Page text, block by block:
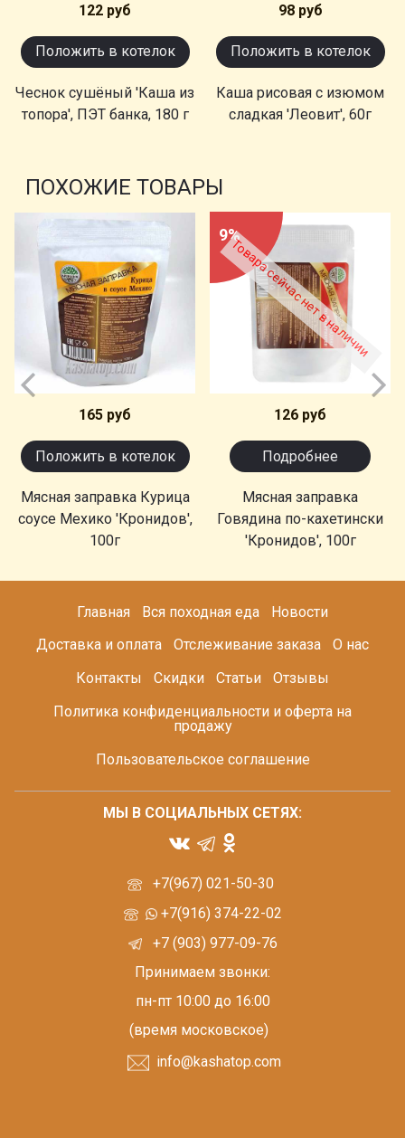
122 руб
Положить в котелок
Чеснок сушёный 'Каша из
топора', ПЭТ банка, 180 г
98 руб
Положить в котелок
Каша рисовая с изюмом
сладкая 'Леовит', 60г
ПОХОЖИЕ ТОВАРЫ
165 руб
Положить в котелок
Мясная заправка Курица
соусе Мехико 'Кронидов',
100г
9%
Товара сейчас нет в наличии
126 руб
Подробнее
Мясная заправка
Говядина по-кахетински
'Кронидов', 100г
Главная Вся походная еда
Новости
Доставка и оплата
Отслеживание заказа
О нас
Контакты
Скидки Статьи
Отзывы
Политика конфиденциальности и оферта на
продажу
Пользовательское соглашение
+7(967) 021-50-30
+7(916) 374-22-02
+7 (903) 977-09-76
Принимаем звонки:
пн-пт 10:00 до 16:00
(время московское)
info@kashatop.com
МЫ В СОЦИАЛЬНЫХ СЕТЯХ: